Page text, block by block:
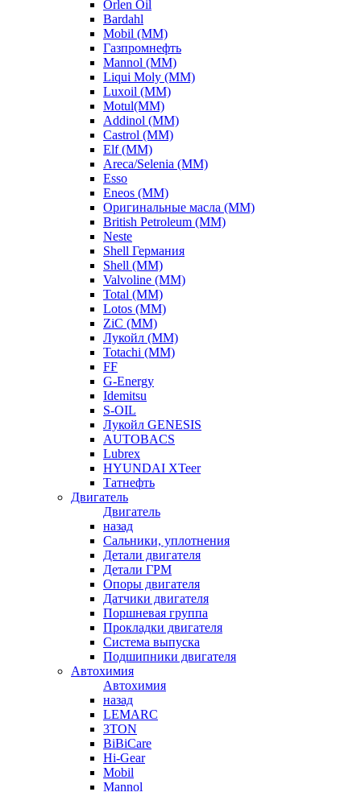
Orlen Oil
Bardahl
Mobil (ММ)
Газпромнефть
Mannol (ММ)
Liqui Moly (ММ)
Luxoil (ММ)
Motul(ММ)
Addinol (ММ)
Castrol (ММ)
Elf (ММ)
Areca/Selenia (ММ)
Esso
Eneos (ММ)
Оригинальные масла (ММ)
British Petroleum (ММ)
Neste
Shell Германия
Shell (ММ)
Valvoline (ММ)
Total (ММ)
Lotos (ММ)
ZiC (ММ)
Лукойл (ММ)
Totachi (MM)
FF
G-Energy
Idemitsu
S-OIL
Лукойл GENESIS
AUTOBACS
Lubrex
HYUNDAI XTeer
Татнефть
Двигатель
Двигатель
назад
Сальники, уплотнения
Детали двигателя
Детали ГРМ
Опоры двигателя
Датчики двигателя
Поршневая группа
Прокладки двигателя
Система выпуска
Подшипники двигателя
Автохимия
Автохимия
назад
LEMARC
3TON
BiBiCare
Hi-Gear
Mobil
Mannol